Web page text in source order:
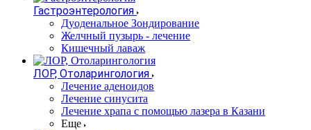
Гастроэнтерология
Дуоденальное Зондирование
Желчный пузырь - лечение
Кишечный лаваж
ЛОР, Отоларингология
Лечение аденоидов
Лечение синусита
Лечение храпа с помощью лазера в Казани
Еще